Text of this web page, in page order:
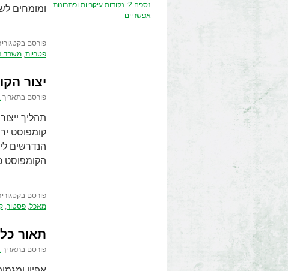
ומומחים
פורסם
פטריות, משרד
יצור
פורסם בתאריך
תהליך
קומפוסט
הנדרשים
הקומפוסט
פורסם
מאכל, פסטור,
תאור
פורסם בתאריך
נספח 2: נקודות עיקריות ופתרונות
אפשריים